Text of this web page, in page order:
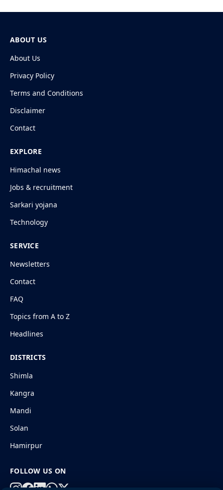
ABOUT US
About Us
Privacy Policy
Terms and Conditions
Disclaimer
Contact
EXPLORE
Himachal news
Jobs & recruitment
Sarkari yojana
Technology
SERVICE
Newsletters
Contact
FAQ
Topics from A to Z
Headlines
DISTRICTS
Shimla
Kangra
Mandi
Solan
Hamirpur
FOLLOW US ON